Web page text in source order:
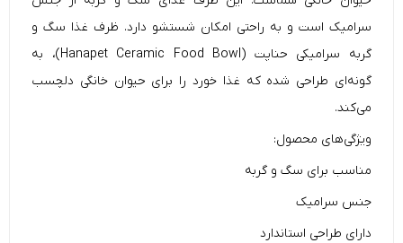
سرامیک است و به راحتی امکان شستشو دارد. ظرف غذا سگ و
گربه سرامیکی حناپت (Hanapet Ceramic Food Bowl)، به
گونه‌ای طراحی شده که غذا خورد را برای حیوان خانگی دلچسب
می‌کند.
ویژگی‌های محصول:
مناسب برای سگ و گربه
جنس سرامیک
دارای طراحی استاندارد